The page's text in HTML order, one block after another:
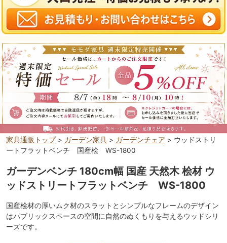
家具通販トップ> ガーデン家具 > ガーデンチェア > ウッドストリ
ートフラットベンチ 国産桧 WS-1800
ガーデンベンチ 180cm幅 国産 天然木 桧材 ウ
ッドストリートフラットベンチ WS-1800
国産桧材の厚いムク材のスラットとシンプルなフレームのデザイン
はパブリックスペースの空間に自然のぬくもりを与えるウッドシリ
ーズです。